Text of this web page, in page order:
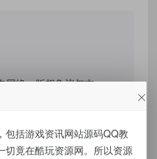
网络，版权争议与本
文章仅限用于学习
用户自负，我们不
包括游戏资讯网站源码QQ教
切竟在酷玩资源网。所以资源